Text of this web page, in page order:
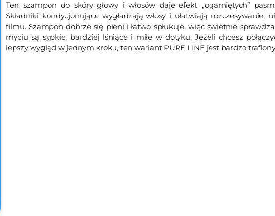
Ten szampon do skóry głowy i włosów daje efekt „ogarniętych”
Składniki kondycjonujące wygładzają włosy i ułatwiają rozczesywanie,
filmu. Szampon dobrze się pieni i łatwo spłukuje, więc świetnie
myciu są sypkie, bardziej lśniące i miłe w dotyku. Jeżeli chcesz
lepszy wygląd w jednym kroku, ten wariant PURE LINE jest bardzo